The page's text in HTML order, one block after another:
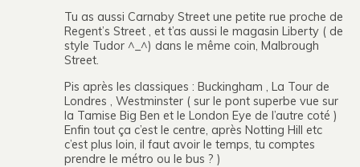
Tu as aussi Carnaby Street une petite rue proche de
Regent’s Street , et t’as aussi le magasin Liberty ( de
style Tudor ^_^) dans le même coin, Malbrough
Street.
Pis après les classiques : Buckingham , La Tour de
Londres , Westminster ( sur le pont superbe vue sur
la Tamise Big Ben et le London Eye de l’autre coté )
Enfin tout ça c’est le centre, après Notting Hill etc
c’est plus loin, il faut avoir le temps, tu comptes
prendre le métro ou le bus ? )